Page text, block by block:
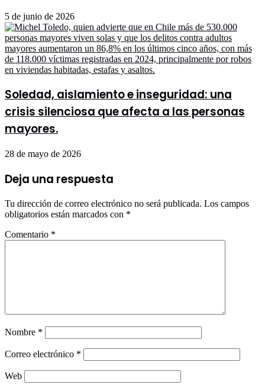
5 de junio de 2026
Soledad, aislamiento e inseguridad: una
crisis silenciosa que afecta a las personas
mayores.
28 de mayo de 2026
Deja una respuesta
Tu dirección de correo electrónico no será publicada. Los campos
obligatorios están marcados con *
Comentario *
Nombre *
Correo electrónico *
Web